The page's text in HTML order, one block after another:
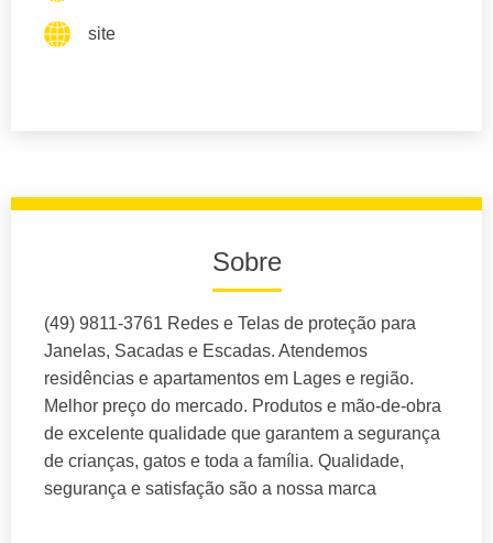
site
Sobre
(49) 9811-3761 Redes e Telas de proteção para
Janelas, Sacadas e Escadas. Atendemos
residências e apartamentos em Lages e região.
Melhor preço do mercado. Produtos e mão-de-obra
de excelente qualidade que garantem a segurança
de crianças, gatos e toda a família. Qualidade,
segurança e satisfação são a nossa marca